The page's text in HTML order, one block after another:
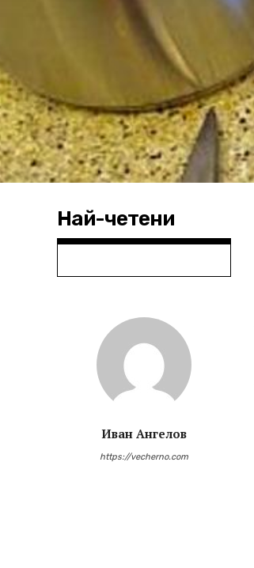
Най-четени
Иван Ангелов
https://vecherno.com